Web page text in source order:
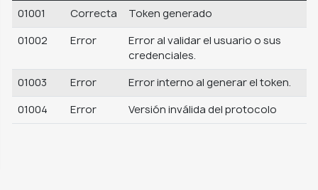
01001
Correcta
Token generado
01002
Error
Error al validar el usuario o sus
credenciales.
01003
Error
Error interno al generar el token.
01004
Error Versión inválida del protocolo